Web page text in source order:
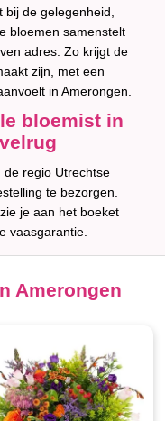
de gelegenheid,
bloemen samenstelt
adres. Zo krijgt de
zijn, met een
in Amerongen.
bloemist in
regio Utrechtse
te bezorgen.
je aan het boeket
vaasgarantie.
Amerongen